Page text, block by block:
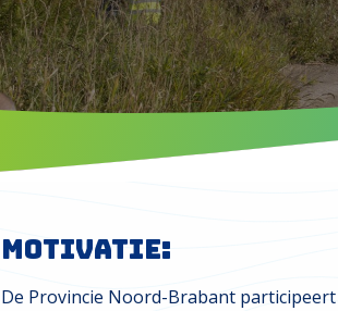
Motivatie:
De Provincie Noord-Brabant